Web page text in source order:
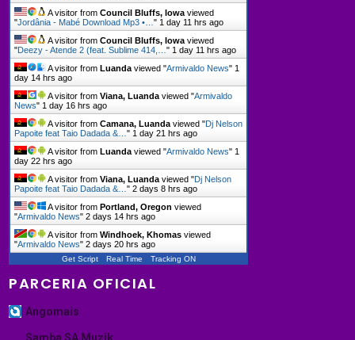
A visitor fromCouncil Bluffs, Iowa viewed
"Jordânia - Mabé Download Mp3 •…" 1 day 11 hrs ago
A visitor fromCouncil Bluffs, Iowa viewed
"Deezy - Atende 2 (feat. Sublime 414,…" 1 day 11 hrs ago
A visitor fromLuanda viewed "Armivaldo News" 1
day 14 hrs ago
A visitor fromViana, Luanda viewed "Armivaldo
News" 1 day 16 hrs ago
A visitor fromCamana, Luanda viewed "Dj Nelson
Papoite feat Taio Dadada &…" 1 day 21 hrs ago
A visitor fromLuanda viewed "Armivaldo News" 1
day 22 hrs ago
A visitor fromViana, Luanda viewed "Dj Nelson
Papoite feat Taio Dadada &…"2 days 8 hrs ago
A visitor fromPortland, Oregon viewed
"Armivaldo News"2 days 14 hrs ago
A visitor fromWindhoek, Khomas viewed
"Armivaldo News"2 days 20 hrs ago
Get Script Real Time Tracking ON
PARCERIA OFICIAL
Angomais
Samba SA Muzik